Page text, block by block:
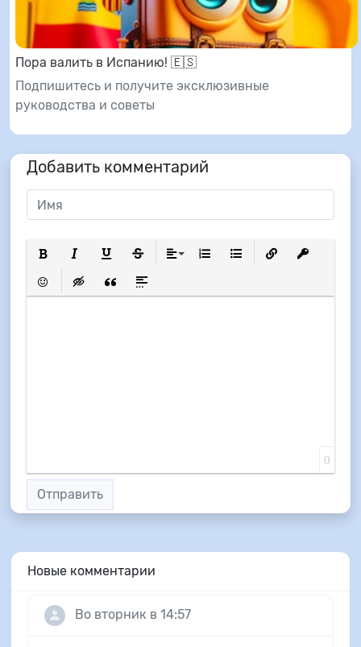
Пора валить в Испанию! 🇪🇸
Подпишитесь и получите эксклюзивные
руководства и советы
Добавить комментарий
Полужирный
Курсив
Вставить смайлик
Вставка скрытого текста
Вставка цитаты
Вставка спойлера
0
Отправить
Новые комментарии
Во вторник в 14:57